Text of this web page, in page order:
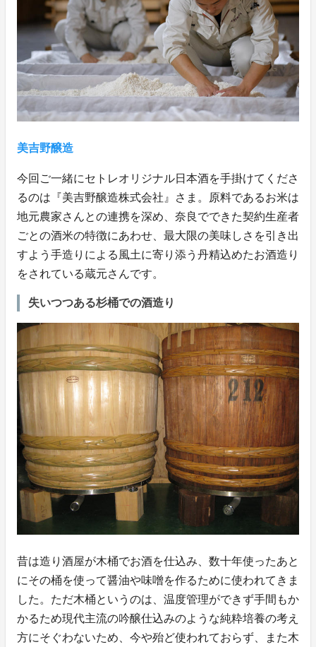
美吉野醸造
今回ご一緒にセトレオリジナル日本酒を手掛けてくださ
るのは『美吉野醸造株式会社』さま。原料であるお米は
地元農家さんとの連携を深め、奈良でできた契約生産者
ごとの酒米の特徴にあわせ、最大限の美味しさを引き出
すよう手造りによる風土に寄り添う丹精込めたお酒造り
をされている蔵元さんです。
失いつつある杉桶での酒造り
昔は造り酒屋が木桶でお酒を仕込み、数十年使ったあと
にその桶を使って醤油や味噌を作るために使われてきま
した。ただ木桶というのは、温度管理ができず手間もか
かるため現代主流の吟醸仕込みのような純粋培養の考え
方にそぐわないため、今や殆ど使われておらず、また木